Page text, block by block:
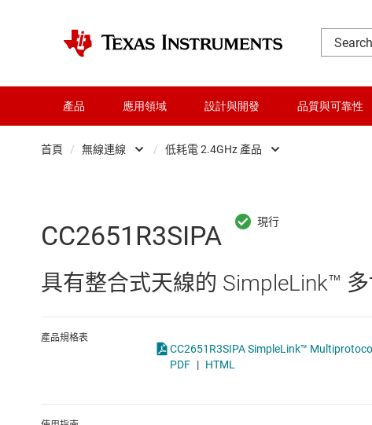
產品 應用領域 設計與開發 品質與可靠性
首頁 / 無線連線
交換器與多工器
射頻 (RF) 與微波
感測器
/ 低耗電 2.4GHz 產品
低耗電 2.4GHz 產品
汽車無線連線產品
CC2651R3SIPA
具有整合式天線的 SimpleLink™
產品規格表
PDF | HTML